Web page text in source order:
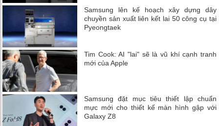
Samsung lên kế hoạch xây dựng dây
chuyền sản xuất liên kết lai 50 công cụ tại
Pyeongtaek
Tim Cook: AI "lai" sẽ là vũ khí cạnh tranh
mới của Apple
Samsung đặt mục tiêu thiết lập chuẩn
mực mới cho thiết kế màn hình gập với
Galaxy Z8